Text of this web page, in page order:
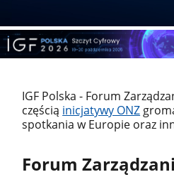
IGF Polska - Forum
częścią inicjatywy ONZ
spotkania w Europie oraz
Forum